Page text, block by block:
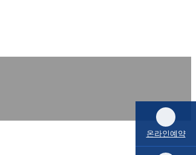
온라인예약